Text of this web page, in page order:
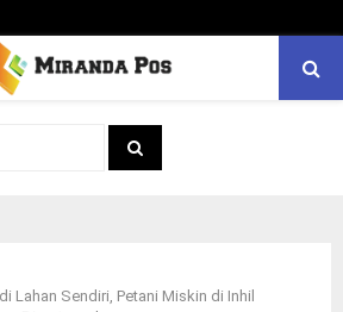
Lahan Sendiri, Petani Miskin di Inhil